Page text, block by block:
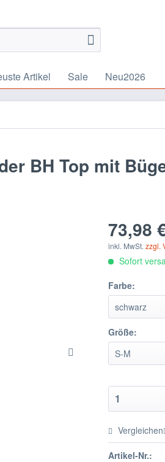
Artikel Sale Neu2026
BH Top mit
73,98
inkl. MwSt.zzgl.
Sofort
Farbe:
Größe:
Vergleichen
Artikel-Nr.: